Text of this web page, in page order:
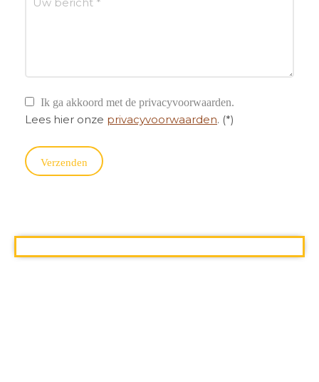
Ik ga akkoord met de privacyvoorwaarden.
Lees hier onze privacyvoorwaarden. (*)